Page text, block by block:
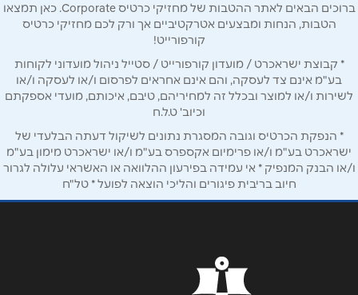
אימייל*
נושא*
אנא חזרו אלי בקשר ל...
הודעה*
ברוכים הבאים לאתר ההטבות של מחזיקי כרטיס Corporate. כאן תמצאו
הטבות, הנחות ומבצעים אטרקטיביים אך ורק לכם מחזיקי כרטיס
קורפורייט!
* קבוצת ישראכרט / מועדון קורפורייט / סטייל ניהול מועדוני לקוחות
בע"מ אינם צד לעסקה, והם אינם אחראים לפרסום ו/או לעסקה ו/או
לשירות ו/או למוצר ובכלל זה למחיריהם, טיבם, איכותם, מועדי אספקתם
וכיוב' ט.ל.ח
* הנפקת הכרטיס וגובה המסגרת נתונים לשיקול דעתה הבלעדי של
ישראכרט בע"מ ו/או פרימיום אקספרס בע"מ ו/או ישראכרט מימון בע"מ
ו/או הבנק המנפיק * אי עמידה בפירעון ההלוואה או האשראי עלולה לגרור
חיוב בריבית פיגורים והליכי הוצאה לפועל * טל"ח